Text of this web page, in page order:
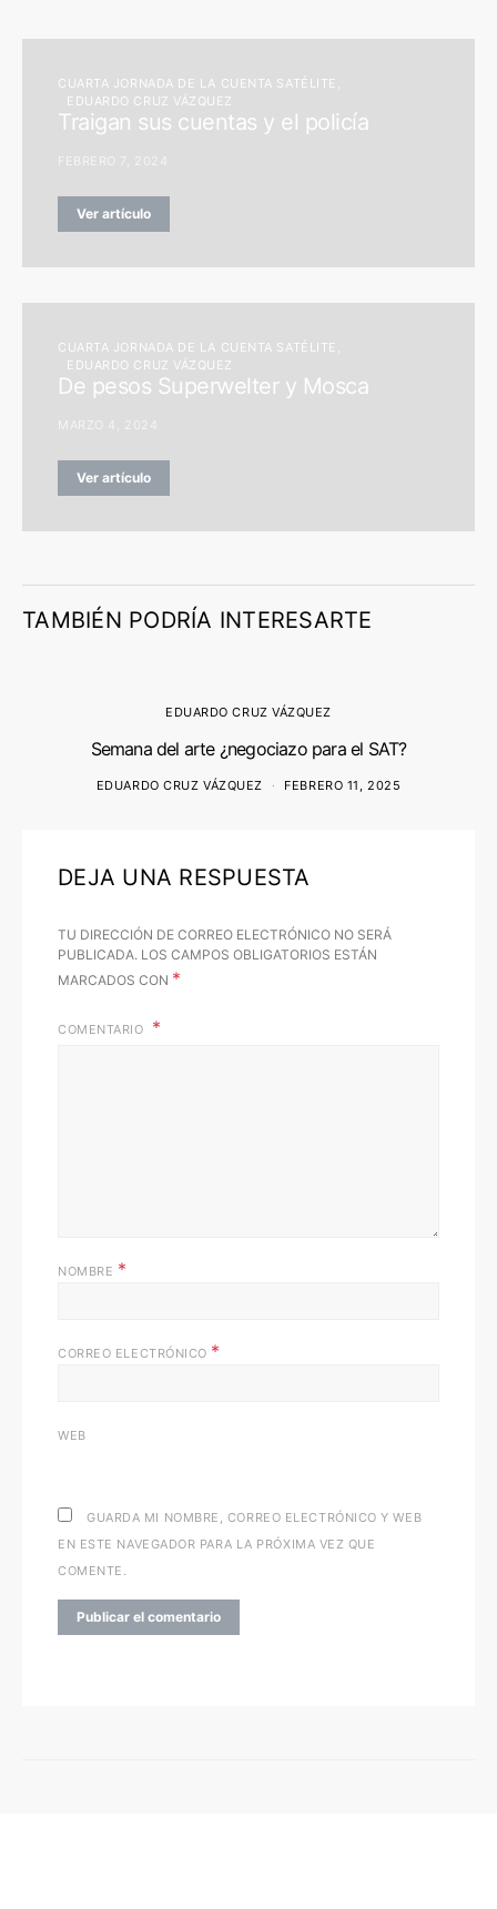
CUARTA JORNADA DE LA CUENTA SATÉLITE
EDUARDO CRUZ VÁZQUEZ
Traigan sus cuentas y el policía
FEBRERO 7, 2024
Ver artículo
CUARTA JORNADA DE LA CUENTA SATÉLITE
EDUARDO CRUZ VÁZQUEZ
De pesos Superwelter y Mosca
MARZO 4, 2024
Ver artículo
TAMBIÉN PODRÍA INTERESARTE
EDUARDO CRUZ VÁZQUEZ
Semana del arte ¿negociazo para el SAT?
EDUARDO CRUZ VÁZQUEZ FEBRERO 11, 2025
DEJA UNA RESPUESTA
TU DIRECCIÓN DE CORREO ELECTRÓNICO NO SERÁ
PUBLICADA. LOS CAMPOS OBLIGATORIOS ESTÁN
MARCADOS CON *
COMENTARIO
NOMBRE *
CORREO ELECTRÓNICO *
WEB
GUARDA MI NOMBRE, CORREO ELECTRÓNICO Y WEB
EN ESTE NAVEGADOR PARA LA PRÓXIMA VEZ QUE
COMENTE.